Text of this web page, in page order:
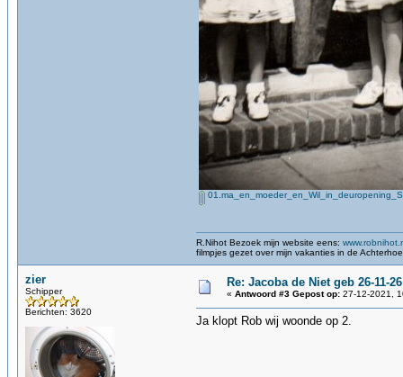
R.Nihot Bezoek mijn website eens:
filmpjes gezet over mijn vakanties in de
zier
Schipper
Berichten: 3620
Re: Jacoba de Niet geb 26-11-
« Antwoord #3 Gepost op: 27-12-2021,
Ja klopt Rob wij woonde op 2.